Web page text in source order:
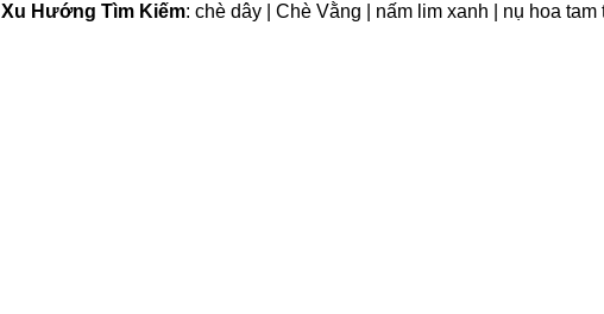
Xu Hướng Tìm Kiếm: chè dây | Chè Vằng | nấm lim xanh | nụ hoa